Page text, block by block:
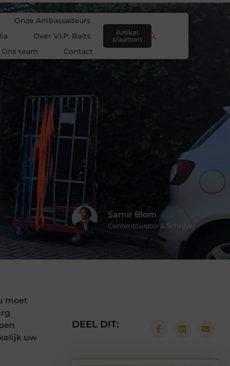
Onze Ambassadeurs
Over V.I.P. Baits
Ons team
Contact
Artikel
plaatsen
Samir Blom
Contentcurator & Schrijver
moet
uw
DEEL DIT: